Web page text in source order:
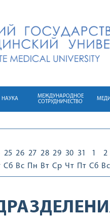
НАУКА
МЕЖДУНАРОДНОЕ
СОТРУДНИЧЕСТВО
25
Сб
26
Вс
27
Пн
28
Вт
29
Ср
30
Чт
31
Пт
1
Сб
2
Вс